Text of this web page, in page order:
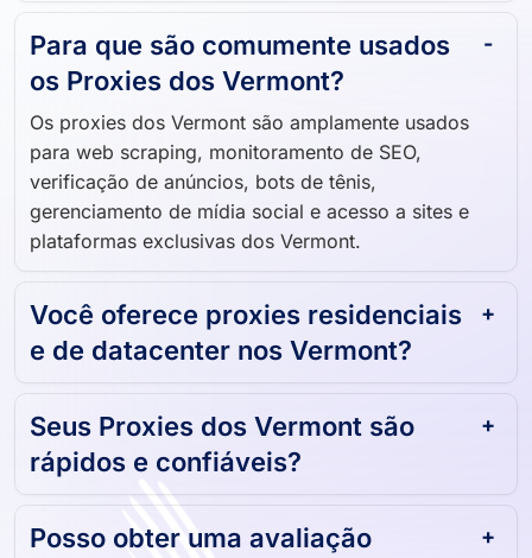
Para que são comumente usados ​​
os Proxies dos Vermont?
Os proxies dos Vermont são amplamente usados ​​
para web scraping, monitoramento de SEO,
verificação de anúncios, bots de tênis,
gerenciamento de mídia social e acesso a sites e
Você oferece proxies residenciais
Seus Proxies dos Vermont são
rápidos e confiáveis?